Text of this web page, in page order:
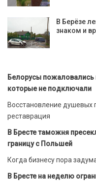
В Берёзе
знаком и
Белорусы пожаловались
которые не подключали
Восстановление душевых
реставрация
В Бресте таможня
границу с Польшей
Когда бизнесу пора
В Бресте на неделю